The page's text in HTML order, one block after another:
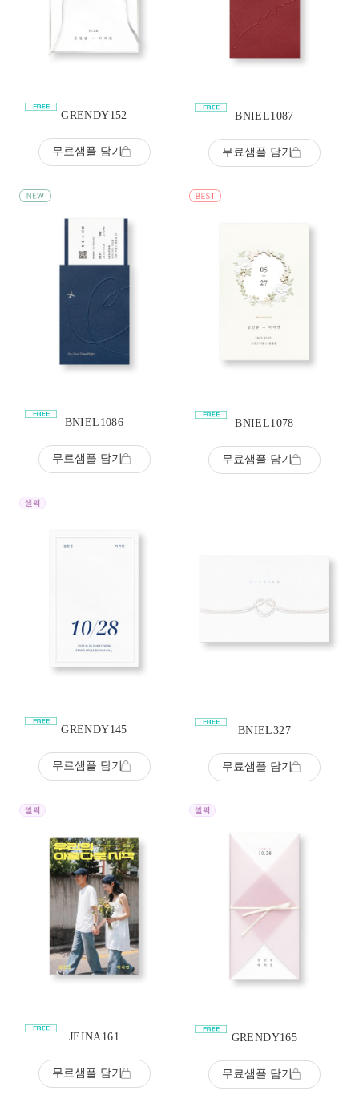
GRENDY152
무료샘플 담기
BNIEL1087
무료샘플 담기
BNIEL1086
무료샘플 담기
BNIEL1078
무료샘플 담기
GRENDY145
무료샘플 담기
BNIEL327
무료샘플 담기
JEINA161
무료샘플 담기
GRENDY165
무료샘플 담기